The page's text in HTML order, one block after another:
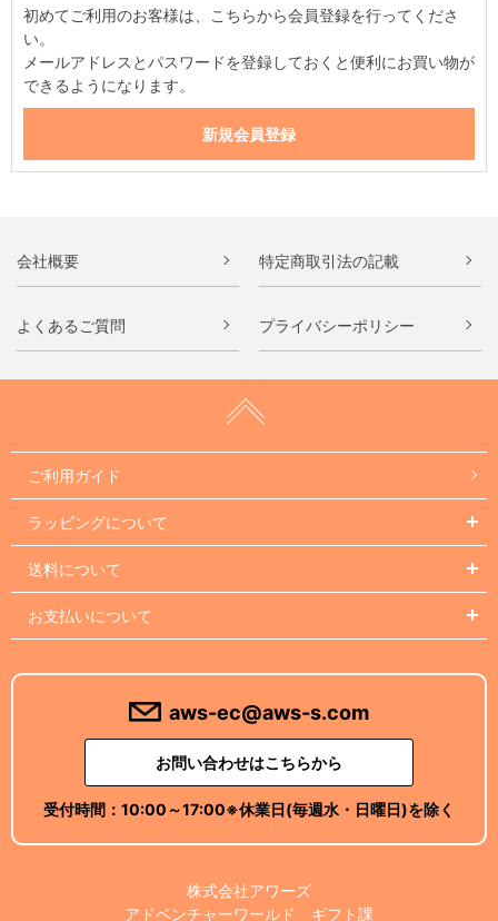
初めてご利用のお客様は、こちらから会員登録を行ってくださ
い。
メールアドレスとパスワードを登録しておくと便利にお買い物が
できるようになります。
会社概要 特定商取引法の記載
よくあるご質問 プライバシーポリシー
ご利用ガイド
ラッピングについて
送料について
お支払いについて
aws-ec@aws-s.com
お問い合わせはこちらから
受付時間： 10:00～17:00※休業日(毎週水・日曜日)を除く
株式会社アワーズ
アドベンチャーワールド ギフト課